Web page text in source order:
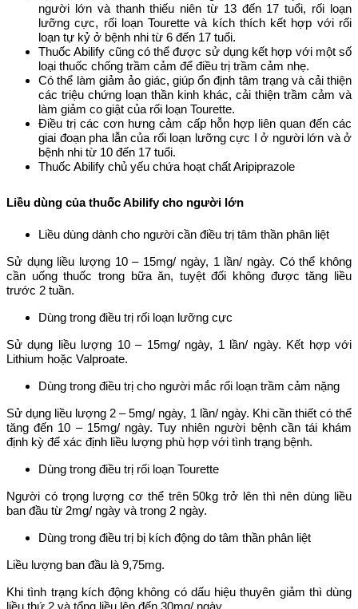
người lớn và thanh thiếu niên từ 13 đến 17 tuổi, rối loạn
lưỡng cực, rối loạn Tourette và kích thích kết hợp với rối
loạn tự kỷ ở bệnh nhi từ 6 đến 17 tuổi.
Thuốc Abilify cũng có thể được sử dụng kết hợp với một số
loại thuốc chống trầm cảm để điều trị trầm cảm nhẹ.
Có thể làm giảm ảo giác, giúp ổn định tâm trạng và cải thiện
các triệu chứng loạn thần kinh khác, cải thiện trầm cảm và
làm giảm co giật của rối loạn Tourette.
Điều trị các cơn hưng cảm cấp hỗn hợp liên quan đến các
giai đoạn pha lẫn của rối loạn lưỡng cực I ở người lớn và ở
bệnh nhi từ 10 đến 17 tuổi.
Thuốc Abilify chủ yếu chứa hoạt chất Aripiprazole
Liều dùng của thuốc Abilify cho người lớn
Liều dùng dành cho người cần điều trị tâm thần phân liệt
Sử dụng liều lượng 10 – 15mg/ ngày, 1 lần/ ngày. Có thể không
cần uống thuốc trong bữa ăn, tuyệt đối không được tăng liều
trước 2 tuần.
Dùng trong điều trị rối loạn lưỡng cực
Sử dụng liều lượng 10 – 15mg/ ngày, 1 lần/ ngày. Kết hợp với
Lithium hoặc Valproate.
Dùng trong điều trị cho người mắc rối loạn trầm cảm nặng
Sử dụng liều lượng 2 – 5mg/ ngày, 1 lần/ ngày. Khi cần thiết có thể
tăng đến 10 – 15mg/ ngày. Tuy nhiên người bệnh cần tái khám
định kỳ để xác định liều lượng phù hợp với tình trạng bệnh.
Dùng trong điều trị rối loạn Tourette
Người có trọng lượng cơ thể trên 50kg trở lên thì nên dùng liều
ban đầu từ 2mg/ ngày và trong 2 ngày.
Dùng trong điều trị bị kích động do tâm thần phân liệt
Liều lượng ban đầu là 9,75mg.
Khi tình trạng kích động không có dấu hiệu thuyên giảm thì dùng
liều thứ 2 và tổng liều lên đến 30mg/ ngày.